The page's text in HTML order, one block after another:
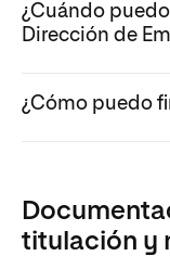
¿Cuándo
Dirección de
¿Cómo puedo
titulación y